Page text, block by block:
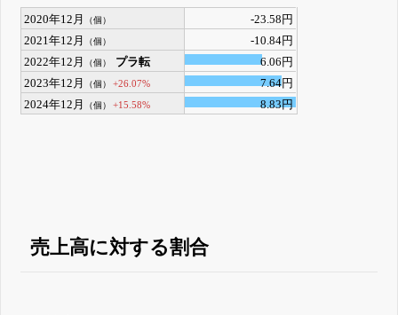
2020年12月 （個）
-23.58円
2021年12月
（個）
-10.84円
2022年12月
（個） プラ転
6.06円
2023年12月
（個） +26.07%
7.64円
2024年12月
（個） +15.58% 8.83円
売上高に対する割合